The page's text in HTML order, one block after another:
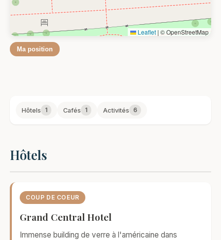
Leaflet | © OpenStreetMap
Ma position
Hôtels 1 Cafés 1 Activités 6
Hôtels
COUP DE COEUR
Grand Central Hotel
Immense building de verre à l'américaine dans